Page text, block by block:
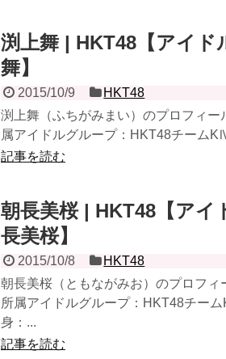
渕上舞 | HKT48【アイド
舞】
2015/10/9
HKT48
渕上舞（ふちがみまい）のプロフィ
属アイドルグループ：HKT48チーム
記事を読む
朝長美桜 | HKT48【アイ
長美桜】
2015/10/8
HKT48
朝長美桜（ともながみお）のプロフィ
所属アイドルグループ：HKT48チー
身：...
記事を読む